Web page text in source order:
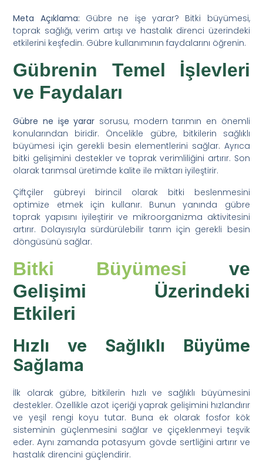
Meta Açıklama: Gübre ne işe yarar? Bitki büyümesi,
toprak sağlığı, verim artışı ve hastalık direnci üzerindeki
etkilerini keşfedin. Gübre kullanımının faydalarını öğrenin.
Gübrenin Temel İşlevleri
ve Faydaları
Gübre ne işe yarar sorusu, modern tarımın en önemli
konularından biridir. Öncelikle gübre, bitkilerin sağlıklı
büyümesi için gerekli besin elementlerini sağlar. Ayrıca
bitki gelişimini destekler ve toprak verimliliğini artırır. Son
olarak tarımsal üretimde kalite ile miktarı iyileştirir.
Çiftçiler gübreyi birincil olarak bitki beslenmesini
optimize etmek için kullanır. Bunun yanında gübre
toprak yapısını iyileştirir ve mikroorganizma aktivitesini
artırır. Dolayısıyla sürdürülebilir tarım için gerekli besin
döngüsünü sağlar.
Bitki Büyümesi ve
Gelişimi Üzerindeki
Etkileri
Hızlı ve Sağlıklı Büyüme
Sağlama
İlk olarak gübre, bitkilerin hızlı ve sağlıklı büyümesini
destekler. Özellikle azot içeriği yaprak gelişimini hızlandırır
ve yeşil rengi koyu tutar. Buna ek olarak fosfor kök
sisteminin güçlenmesini sağlar ve çiçeklenmeyi teşvik
eder. Aynı zamanda potasyum gövde sertliğini artırır ve
hastalık direncini güçlendirir.